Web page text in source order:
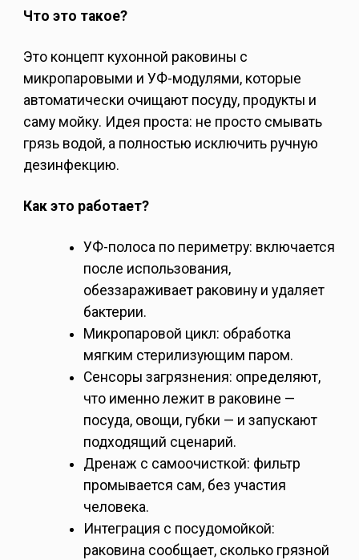
Что это такое?
Это концепт кухонной раковины с
микропаровыми и УФ-модулями, которые
автоматически очищают посуду, продукты и
саму мойку. Идея проста: не просто смывать
грязь водой, а полностью исключить ручную
дезинфекцию.
Как это работает?
УФ-полоса по периметру: включается
после использования,
обеззараживает раковину и удаляет
бактерии.
Микропаровой цикл: обработка
мягким стерилизующим паром.
Сенсоры загрязнения: определяют,
что именно лежит в раковине —
посуда, овощи, губки — и запускают
подходящий сценарий.
Дренаж с самоочисткой: фильтр
промывается сам, без участия
человека.
Интеграция с посудомойкой:
раковина сообщает, сколько грязной